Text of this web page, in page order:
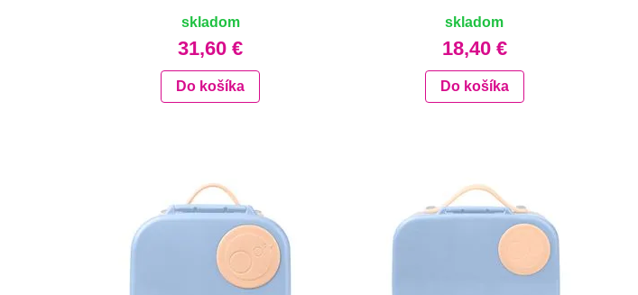
skladom
31,60 €
Do košíka
skladom
18,40 €
Do košíka